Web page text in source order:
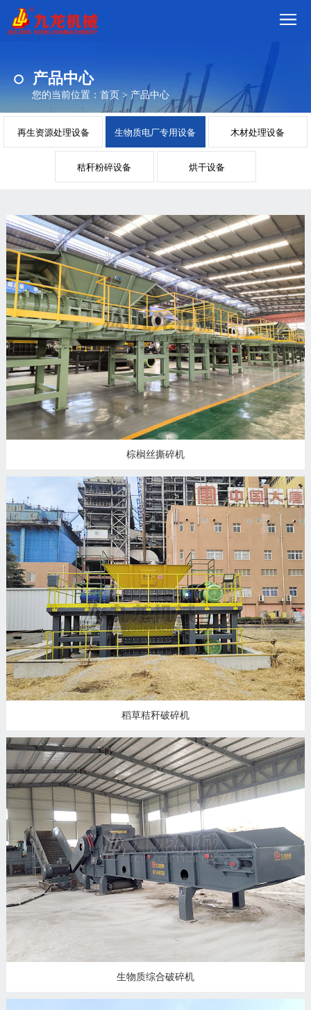
们
产
品
视
案
动
态
联
系
郑
州
市
九
龙
机
械
公
司
豫
ICP
备
产品中心
您的当前位置： 首页 > 产品中心
再生资源处理设备 生物质电厂专用设备 木材处理设备
秸秆粉碎设备 烘干设备
棕榈丝撕碎机
稻草秸秆破碎机
生物质综合破碎机